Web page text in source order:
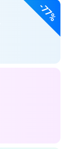
-77%